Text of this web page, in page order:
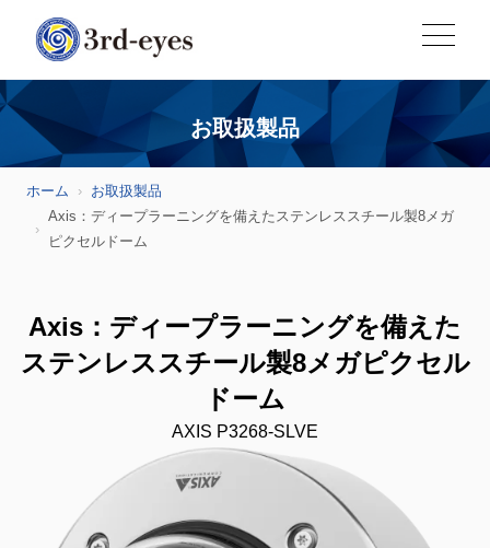
お取扱製品
ホーム
お取扱製品
Axis：ディープラーニングを備えたステンレススチール製8メガ
ピクセルドーム
Axis：ディープラーニングを備えた
ステンレススチール製8メガピクセル
ドーム
AXIS P3268-SLVE